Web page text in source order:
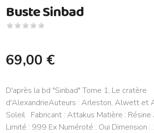
Buste Sinbad
69,00 €
D'après la bd "Sinbad" Tome 1, Le cratère
d'AlexandrieAuteurs : Arleston, Alwett et
Soleil Fabricant : Attakus Matière :
Limité : 999 Ex Numéroté : Oui Dimension